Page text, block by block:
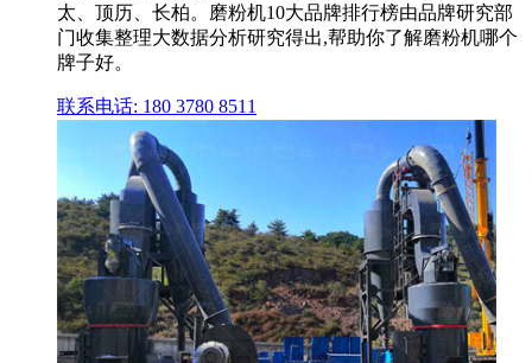
太、顶历、长柏。磨粉机10大品牌排行榜由品牌研究部
门收集整理大数据分析研究得出,帮助你了解磨粉机哪个
牌子好。
联系电话: 180 3780 8511